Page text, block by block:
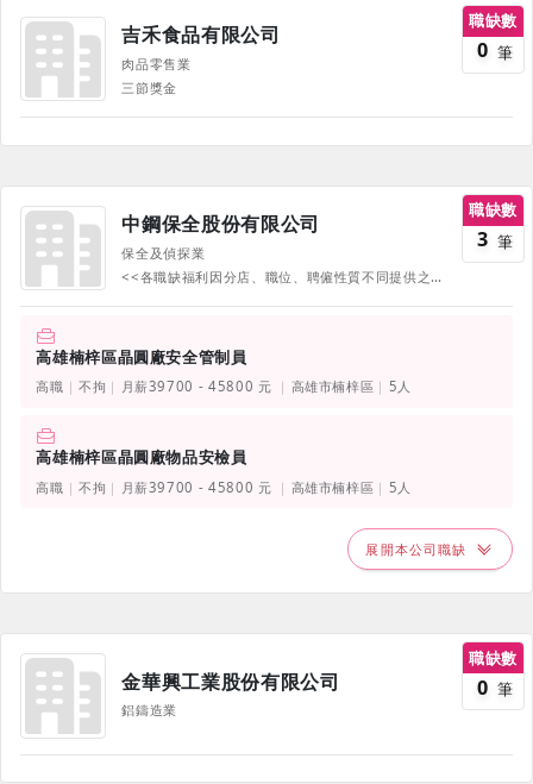
吉禾食品有限公司
肉品零售業
三節獎金
職缺數
0 筆
中鋼保全股份有限公司
保全及偵探業
<<各職缺福利因分店、職位、聘僱性質不同提供之福利有所差異，請以職缺中註明之資訊為主，若有疑問可在面試時提出>>
職缺數
3 筆
高雄楠梓區晶圓廠安全管制員
高職 不拘 月薪39700 - 45800 元 高雄市楠梓區 5人
高雄楠梓區晶圓廠物品安檢員
高職 不拘 月薪39700 - 45800 元 高雄市楠梓區 5人
展開本公司職缺
金華興工業股份有限公司
鋁鑄造業
職缺數
0 筆